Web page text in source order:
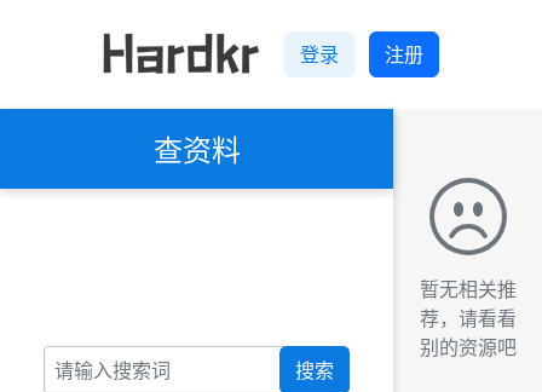
登录 注册
查资料
搜索
暂无相关推
荐，请看看
别的资源吧